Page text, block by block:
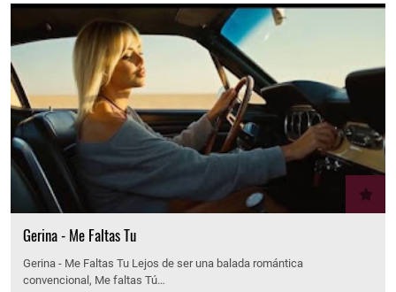
Gerina - Me Faltas Tu
Gerina - Me Faltas Tu Lejos de ser una balada romántica
convencional, Me faltas Tú…